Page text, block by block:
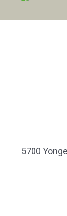
5700